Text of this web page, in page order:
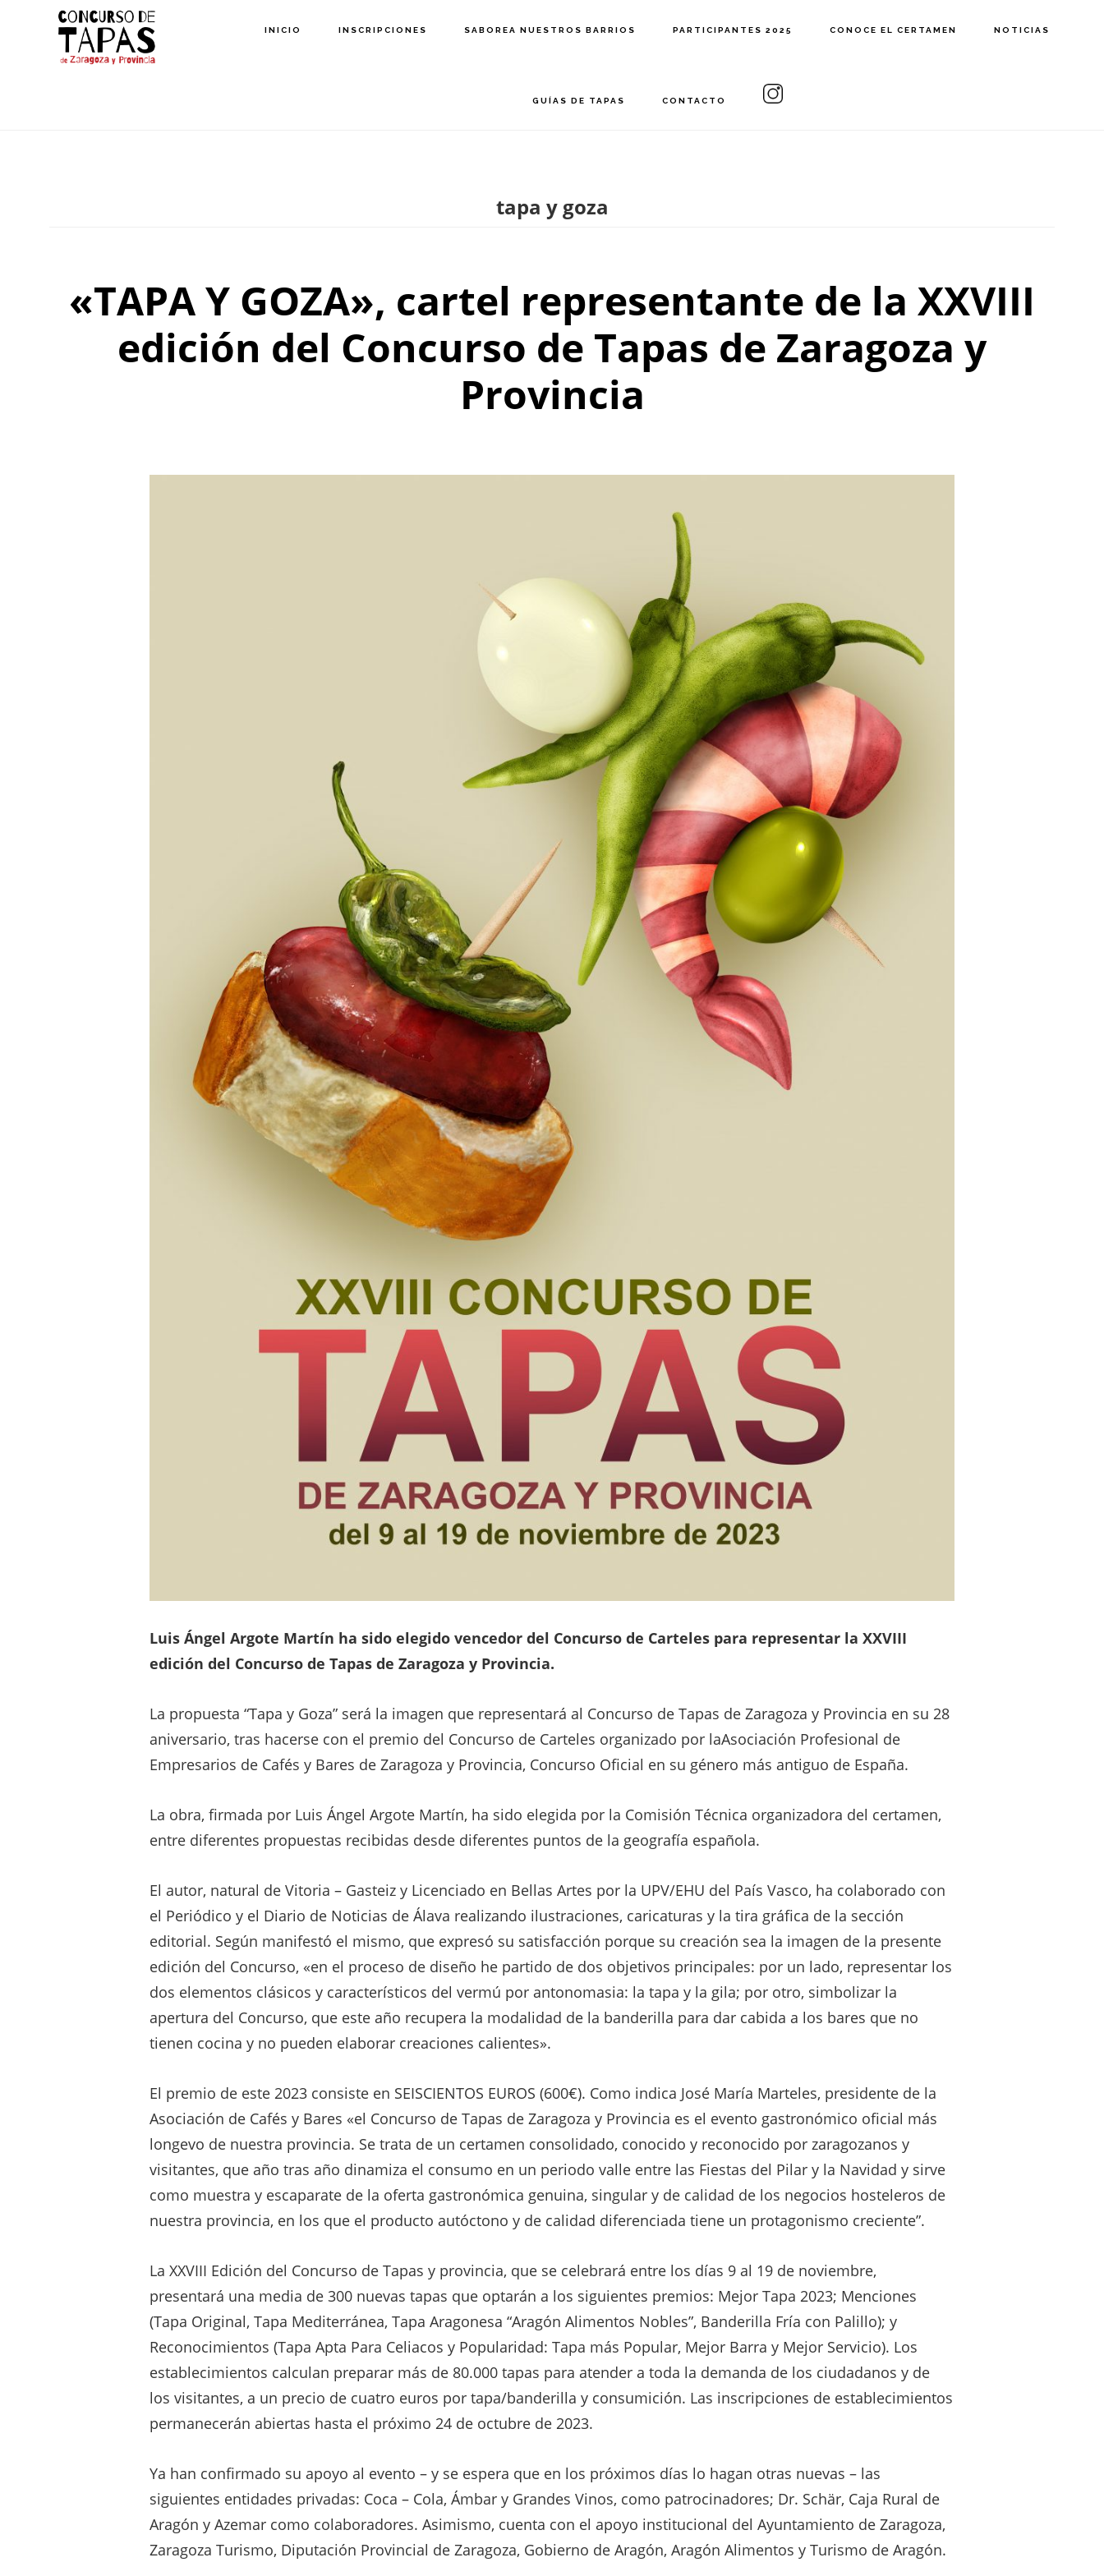
contenido
INICIO INSCRIPCIONES SABOREA NUESTROS BARRIOS PARTICIPANTES 2025 CONOCE EL CERTAMEN NOTICIAS
GUÍAS DE TAPAS CONTACTO
tapa y goza
«TAPA Y GOZA», cartel representante de la XXVIII
edición del Concurso de Tapas de Zaragoza y
Provincia
Luis Ángel Argote Martín ha sido elegido vencedor del Concurso de Carteles para representar la XXVIII
edición del Concurso de Tapas de Zaragoza y Provincia.
La propuesta “Tapa y Goza” será la imagen que representará al Concurso de Tapas de Zaragoza y Provincia en su 28
aniversario, tras hacerse con el premio del Concurso de Carteles organizado por laAsociación Profesional de
Empresarios de Cafés y Bares de Zaragoza y Provincia, Concurso Oficial en su género más antiguo de España.
La obra, firmada por Luis Ángel Argote Martín, ha sido elegida por la Comisión Técnica organizadora del certamen,
entre diferentes propuestas recibidas desde diferentes puntos de la geografía española.
El autor, natural de Vitoria – Gasteiz y Licenciado en Bellas Artes por la UPV/EHU del País Vasco, ha colaborado con
el Periódico y el Diario de Noticias de Álava realizando ilustraciones, caricaturas y la tira gráfica de la sección
editorial. Según manifestó el mismo, que expresó su satisfacción porque su creación sea la imagen de la presente
edición del Concurso, «en el proceso de diseño he partido de dos objetivos principales: por un lado, representar los
dos elementos clásicos y característicos del vermú por antonomasia: la tapa y la gila; por otro, simbolizar la
apertura del Concurso, que este año recupera la modalidad de la banderilla para dar cabida a los bares que no
tienen cocina y no pueden elaborar creaciones calientes».
El premio de este 2023 consiste en SEISCIENTOS EUROS (600€). Como indica José María Marteles, presidente de la
Asociación de Cafés y Bares «el Concurso de Tapas de Zaragoza y Provincia es el evento gastronómico oficial más
longevo de nuestra provincia. Se trata de un certamen consolidado, conocido y reconocido por zaragozanos y
visitantes, que año tras año dinamiza el consumo en un periodo valle entre las Fiestas del Pilar y la Navidad y sirve
como muestra y escaparate de la oferta gastronómica genuina, singular y de calidad de los negocios hosteleros de
nuestra provincia, en los que el producto autóctono y de calidad diferenciada tiene un protagonismo creciente”.
La XXVIII Edición del Concurso de Tapas y provincia, que se celebrará entre los días 9 al 19 de noviembre,
presentará una media de 300 nuevas tapas que optarán a los siguientes premios: Mejor Tapa 2023; Menciones
(Tapa Original, Tapa Mediterránea, Tapa Aragonesa “Aragón Alimentos Nobles”, Banderilla Fría con Palillo); y
Reconocimientos (Tapa Apta Para Celiacos y Popularidad: Tapa más Popular, Mejor Barra y Mejor Servicio). Los
establecimientos calculan preparar más de 80.000 tapas para atender a toda la demanda de los ciudadanos y de
los visitantes, a un precio de cuatro euros por tapa/banderilla y consumición. Las inscripciones de establecimientos
permanecerán abiertas hasta el próximo 24 de octubre de 2023.
Ya han confirmado su apoyo al evento – y se espera que en los próximos días lo hagan otras nuevas – las
siguientes entidades privadas: Coca – Cola, Ámbar y Grandes Vinos, como patrocinadores; Dr. Schär, Caja Rural de
Aragón y Azemar como colaboradores. Asimismo, cuenta con el apoyo institucional del Ayuntamiento de Zaragoza,
Zaragoza Turismo, Diputación Provincial de Zaragoza, Gobierno de Aragón, Aragón Alimentos y Turismo de Aragón.